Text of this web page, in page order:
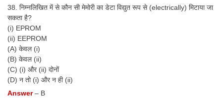
38. निम्नलिखित में से कौन सी मेमोरी का डेटा विद्युत रूप से (electrically) मिटाया जा
सकता है?
(i) EPROM
(ii) EEPROM
(A) केवल (i)
(B) केवल (ii)
(C) (i) और (ii) दोनों
(D) न तो (i) और न ही (ii)
Answer– B